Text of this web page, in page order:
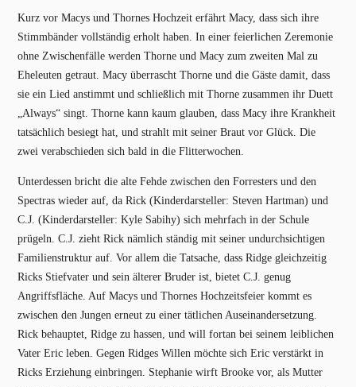
Kurz vor Macys und Thornes Hochzeit erfährt Macy, dass sich ihre
Stimmbänder vollständig erholt haben. In einer feierlichen Zeremonie
ohne Zwischenfälle werden Thorne und Macy zum zweiten Mal zu
Eheleuten getraut. Macy überrascht Thorne und die Gäste damit, dass
sie ein Lied anstimmt und schließlich mit Thorne zusammen ihr Duett
„Always“ singt. Thorne kann kaum glauben, dass Macy ihre Krankheit
tatsächlich besiegt hat, und strahlt mit seiner Braut vor Glück. Die
zwei verabschieden sich bald in die Flitterwochen.
Unterdessen bricht die alte Fehde zwischen den Forresters und den
Spectras wieder auf, da Rick (Kinderdarsteller: Steven Hartman) und
C.J. (Kinderdarsteller: Kyle Sabihy) sich mehrfach in der Schule
prügeln. C.J. zieht Rick nämlich ständig mit seiner undurchsichtigen
Familienstruktur auf. Vor allem die Tatsache, dass Ridge gleichzeitig
Ricks Stiefvater und sein älterer Bruder ist, bietet C.J. genug
Angriffsfläche. Auf Macys und Thornes Hochzeitsfeier kommt es
zwischen den Jungen erneut zu einer tätlichen Auseinandersetzung.
Rick behauptet, Ridge zu hassen, und will fortan bei seinem leiblichen
Vater Eric leben. Gegen Ridges Willen möchte sich Eric verstärkt in
Ricks Erziehung einbringen. Stephanie wirft Brooke vor, als Mutter